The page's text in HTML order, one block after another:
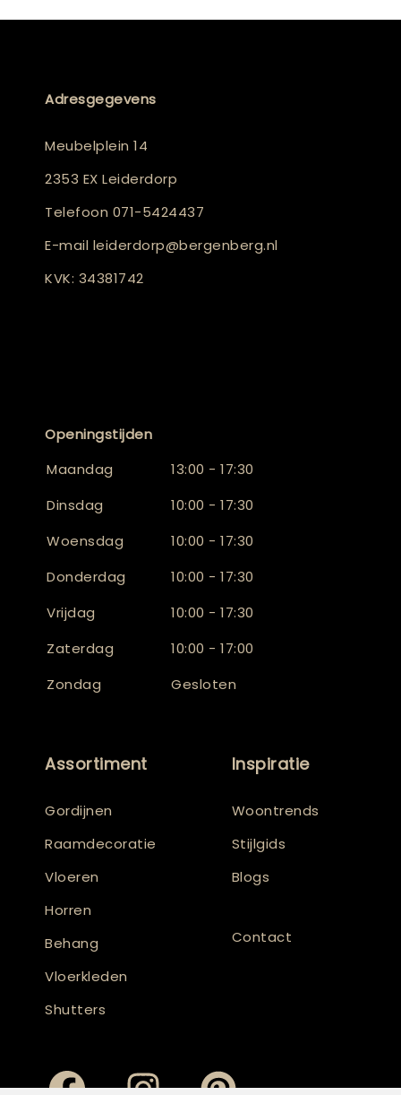
Adresgegevens
Meubelplein 14
2353 EX Leiderdorp
Telefoon 071-5424437
E-mail leiderdorp@bergenberg.nl
KVK: 34381742
Openingstijden
Maandag
13:00 - 17:30
Dinsdag
10:00 - 17:30
Woensdag
10:00 - 17:30
Donderdag
10:00 - 17:30
Vrijdag
10:00 - 17:30
Zaterdag
10:00 - 17:00
Zondag
Gesloten
Assortiment
Gordijnen
Raamdecoratie
Vloeren
Horren
Behang
Vloerkleden
Shutters
Inspiratie
Woontrends
Stijlgids
Blogs
Contact